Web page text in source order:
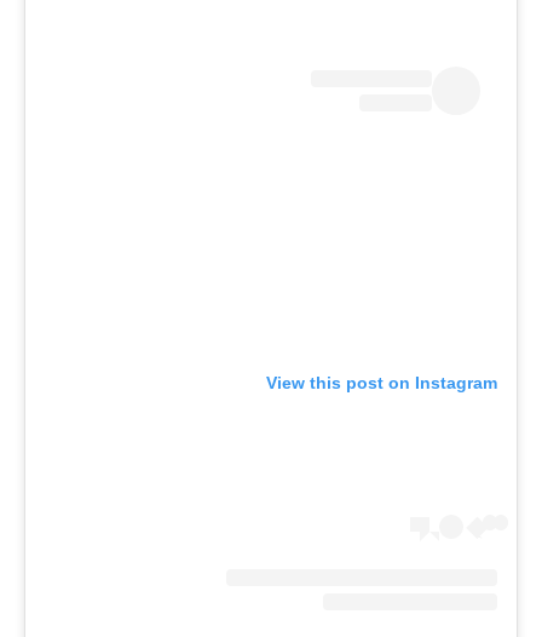
View this post on Instagram